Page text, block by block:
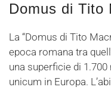
Domus di Tito
La “Domus di Tito
epoca romana tra
una superficie di
unicum in Europa.